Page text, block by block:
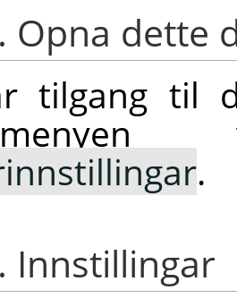
Opna dette
tilgang til
.
Innstillingar